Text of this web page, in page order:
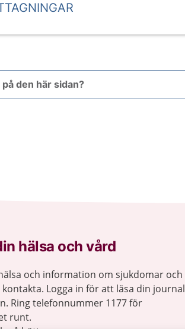
den här sidan?
hälsa och vård
och information om sjukdomar och
Logga in för att läsa din journal
Ring telefonnummer 1177 för
runt.